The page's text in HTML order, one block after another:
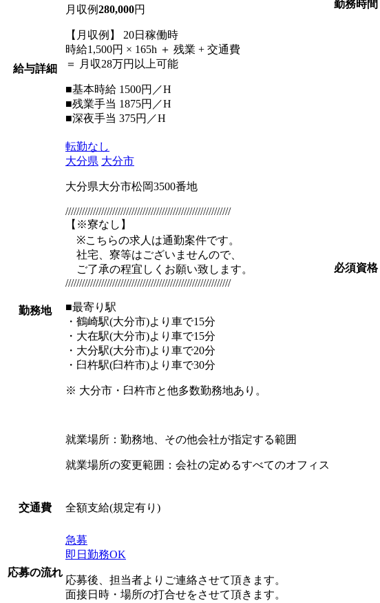
給与詳細
月収例280,000円
【月収例】 20日稼働時
時給1,500円 × 165h ＋ 残業 + 交通費
＝ 月収28万円以上可能
■基本時給 1500円／H
■残業手当 1875円／H
■深夜手当 375円／H
勤務地
転勤なし
大分県 大分市
大分県大分市松岡3500番地
////////////////////////////////////////////////////////////
【※寮なし】
※こちらの求人は通勤案件です。
社宅、寮等はございませんので、
ご了承の程宜しくお願い致します。
////////////////////////////////////////////////////////////
■最寄り駅
・鶴崎駅(大分市)より車で15分
・大在駅(大分市)より車で15分
・大分駅(大分市)より車で20分
・臼杵駅(臼杵市)より車で30分
※ 大分市・臼杵市と他多数勤務地あり。
就業場所：勤務地、その他会社が指定する範囲
就業場所の変更範囲：会社の定めるすべてのオフィス
交通費 全額支給(規定有り)
応募の流れ
急募
即日勤務OK
応募後、担当者よりご連絡させて頂きます。
面接日時・場所の打合せをさせて頂きます。
勤務時間
必須資格